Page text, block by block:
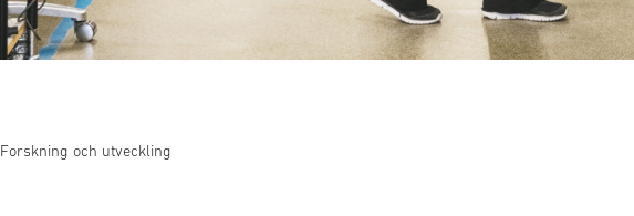
Forskning och utveckling